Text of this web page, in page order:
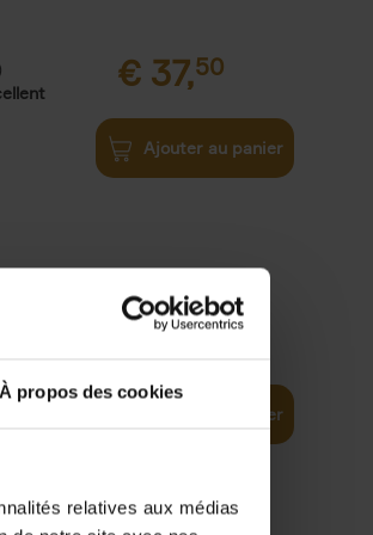
À propos des cookies
relatives aux médias
€ 37,50
Ajouter au panier
world 29,99
Ajouter au panier